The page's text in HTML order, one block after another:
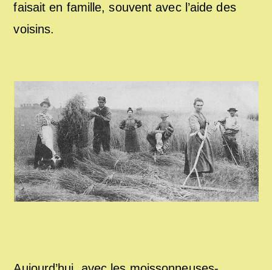
faisait en famille, souvent avec l’aide des
voisins.